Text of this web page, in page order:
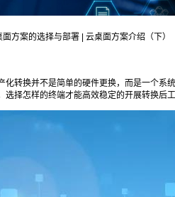
方案的选择与部署 | 云桌面方案介绍（下）
化转换并不是简单的硬件更换，而是一个系
选择怎样的终端才能高效稳定的开展转换后工